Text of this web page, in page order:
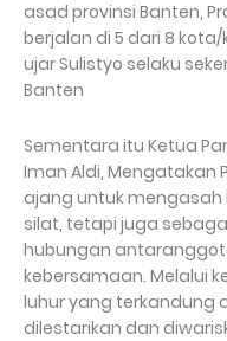
asad provinsi Banten,
berjalan di 5 dari 8
ujar Sulistyo selaku
Banten
Sementara itu Ketua
Iman Aldi, Mengatakan
ajang untuk
silat, tetapi juga
hubungan
kebersamaan. Melalui
luhur yang terkandung
dilestarikan dan